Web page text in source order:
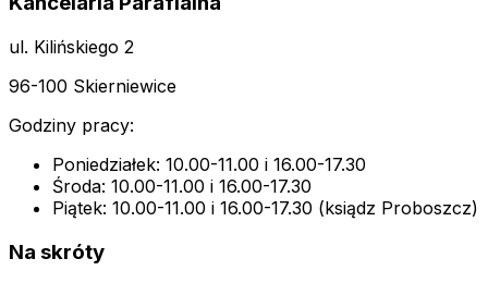
ul. Kilińskiego 2
96-100 Skierniewice
Godziny pracy:
Poniedziałek: 10.00-11.00 i 16.00-17.30
Środa: 10.00-11.00 i 16.00-17.30
Piątek: 10.00-11.00 i 16.00-17.30 (ksiądz Proboszcz)
Na skróty